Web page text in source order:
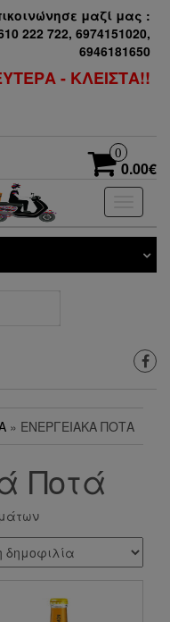
μαζί μας :
222 722, 6974151020,
6946181650
- ΚΛΕΙΣΤΑ!!
0
0.00€
» ΕΝΕΡΓΕΙΑΚΆ ΠΟΤΆ
Ποτά